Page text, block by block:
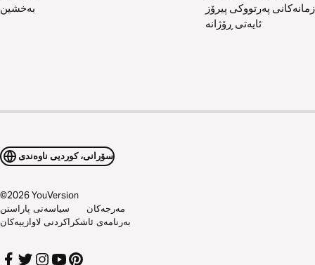
بەخشین
زمانەکانی پەرتووکی پیرۆز
ئایەتی ڕۆژانە
سۆرانی، کوردیی ناوەندی
©2026YouVersion
سیاسەتی پاراستن
مەرجەکان
بەرنامەی ئاشکراکردنی لاوازییەکان